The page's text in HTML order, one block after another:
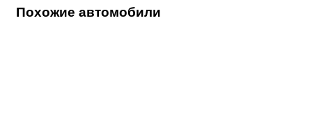
Похожие автомобили